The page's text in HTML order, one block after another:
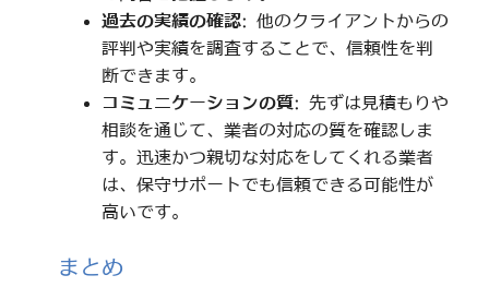
過去の実績の確認: 他のクライアントからの
評判や実績を調査することで、信頼性を判
断できます。
コミュニケーションの質: 先ずは見積もりや
相談を通じて、業者の対応の質を確認しま
す。迅速かつ親切な対応をしてくれる業者
は、保守サポートでも信頼できる可能性が
高いです。
まとめ